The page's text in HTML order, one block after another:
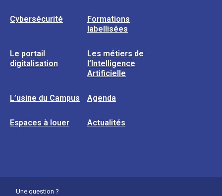
Cybersécurité
Formations
labellisées
Le portail
digitalisation
Les métiers de
l’Intelligence
Artificielle
L’usine du Campus Agenda
Espaces à louer Actualités
Une question ?